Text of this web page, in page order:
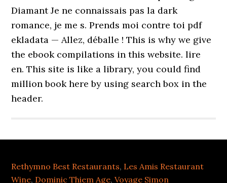
Diamant Je ne connaissais pas la dark
romance, je me s. Prends moi contre toi pdf
ekladata — Allez, déballe ! This is why we give
the ebook compilations in this website. lire
en. This site is like a library, you could find
million book here by using search box in the
header.
Rethymno Best Restaurants, Les Amis Restaurant
Wine, Dominic Thiem Age,Voyage Simon